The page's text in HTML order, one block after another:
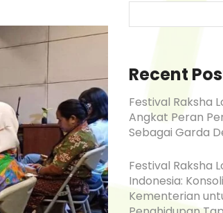
Recent
Festival Raksha
Angkat Peran
Sebagai Garda
Festival Raksha
Indonesia:
Kementerian